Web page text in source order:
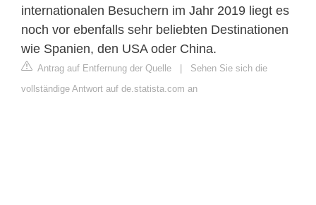
internationalen Besuchern im Jahr 2019 liegt es
noch vor ebenfalls sehr beliebten Destinationen
wie Spanien, den USA oder China.
Antrag auf Entfernung der Quelle
Sehen Sie sich die
vollständige Antwort auf de.statista.com an